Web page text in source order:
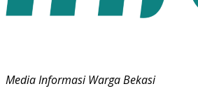
Media Informasi Warga Bekasi